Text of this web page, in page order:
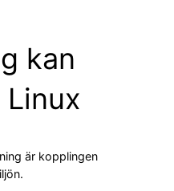
kan
är kopplingen